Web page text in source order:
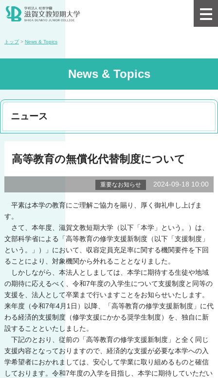
トップ > News & Topics
News & Topics
ニュース
高等教育の無償化代替制度について
重要なお知らせ 2024-09-18 10:00
平素は本学の教育にご理解ご協力を賜り、厚く御礼申し上げま
す。
さて、本年度、滋賀文教短期大学（以下「本学」という。）は、
文部科学省による「高等教育の修学支援新制度（以下「支援制度」
という。」）」において、収容定員充足率に関する機関要件を下回
ることにより、対象機関から外れることとなりました。
しかしながら、本法人としましては、本学に期待する生徒や地域
の期待に応えるべく、令和7年度の入学生について支援制度と同等の
支援を、法人として卒業まで行いますことをお知らせいたします。
来年度（令和7年4⽉1⽇）以降、「⾼等教育の修学⽀援新制度」に代
わる経済的⽀援制度（修学⽀援にかかる奨学⽣制度）を、独⾃に新
設することといたしました。
下記のとおり、従前の「⾼等教育の修学⽀援新制度」と全く同じ
⽀援内容となっておりますので、経済的な⽀援が必要な本学への⼊
学希望者におかれましては、安⼼して学業に取り組めるものと確信
しております。令和7年度の入学を目指し、本学に期待していただい